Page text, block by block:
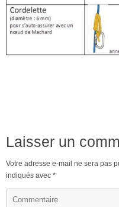
Laisser un
Votre adresse e-mail ne sera pas
indiqués avec *